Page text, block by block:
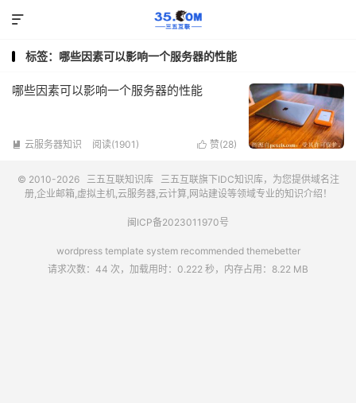

标签：哪些因素可以影响一个服务器的性能
哪些因素可以影响一个服务器的性能
 云服务器知识 阅读(1901)  赞(28)
© 2010-2026 三五互联知识库 三五互联旗下IDC知识库，为您提供域名注
册,企业邮箱,虚拟主机,云服务器,云计算,网站建设等领域专业的知识介绍！
闽ICP备2023011970号
wordpress template system recommended themebetter
请求次数：44 次，加载用时：0.222 秒，内存占用：8.22 MB